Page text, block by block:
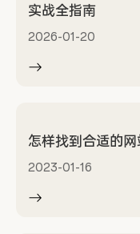
实战全指南
2026-01-20
怎样找到合适的网
2023-01-16